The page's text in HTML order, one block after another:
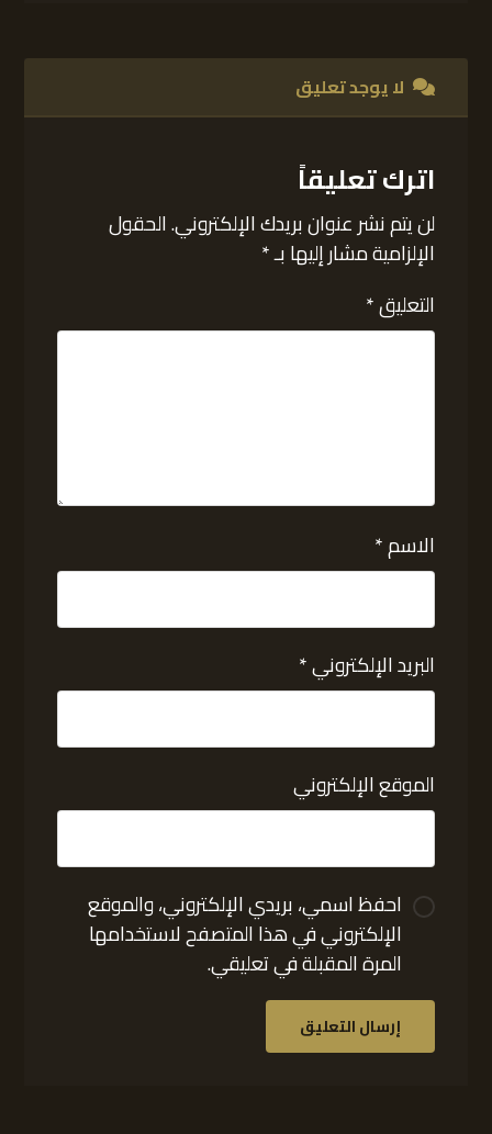
لا يوجد تعليق
اترك تعليقاً
لن يتم نشر عنوان بريدك الإلكتروني.الحقول
الإلزامية مشار إليها بـ*
التعليق*
الاسم*
البريد الإلكتروني*
الموقع الإلكتروني
احفظ اسمي، بريدي الإلكتروني، والموقع
الإلكتروني في هذا المتصفح لاستخدامها
المرة المقبلة في تعليقي.